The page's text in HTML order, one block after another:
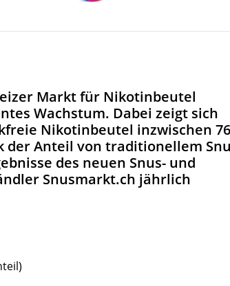
Markt für Nikotinbeutel
Wachstum. Dabei zeigt sich
Nikotinbeutel inzwischen 76
der Anteil von traditionellem
des neuen Snus- und
Snusmarkt.ch jährlich